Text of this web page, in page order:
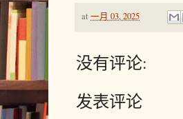
at 一月 03, 2025
没有评论:
发表评论